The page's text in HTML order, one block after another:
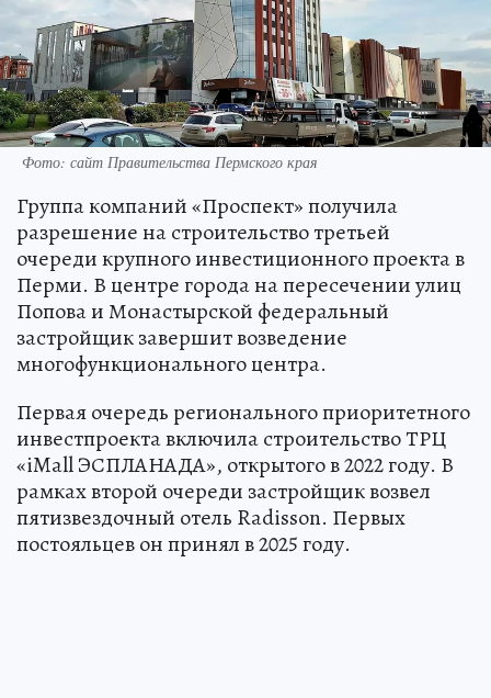
Фото: сайт Правительства Пермского края
Группа компаний «Проспект» получила
разрешение на строительство третьей
очереди крупного инвестиционного проекта в
Перми. В центре города на пересечении улиц
Попова и Монастырской федеральный
застройщик завершит возведение
многофункционального центра.
Первая очередь регионального приоритетного
инвестпроекта включила строительство ТРЦ
«iMall ЭСПЛАНАДА», открытого в 2022 году. В
рамках второй очереди застройщик возвел
пятизвездочный отель Radisson. Первых
постояльцев он принял в 2025 году.